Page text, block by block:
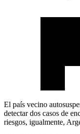
El país vecino
detectar dos casos de
riesgos, igualmente,